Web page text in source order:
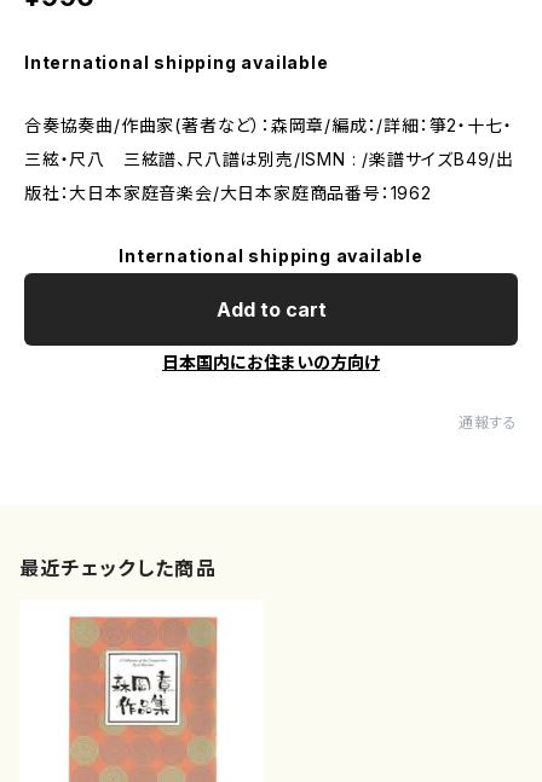
International shipping available
合奏協奏曲/作曲家(著者など）：森岡章/編成：/詳細：箏2・十七・
三絃・尺八 三絃譜、尺八譜は別売/ISMN : /楽譜サイズB49/出
版社：大日本家庭音楽会/大日本家庭商品番号：1962
International shipping available
Add to cart
日本国内にお住まいの方向け
通報する
最近チェックした商品